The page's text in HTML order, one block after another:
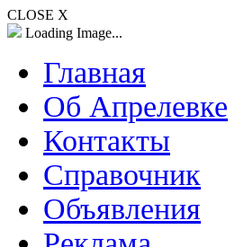
CLOSE X
Loading Image...
Главная
Об Апрелевке
Контакты
Справочник
Объявления